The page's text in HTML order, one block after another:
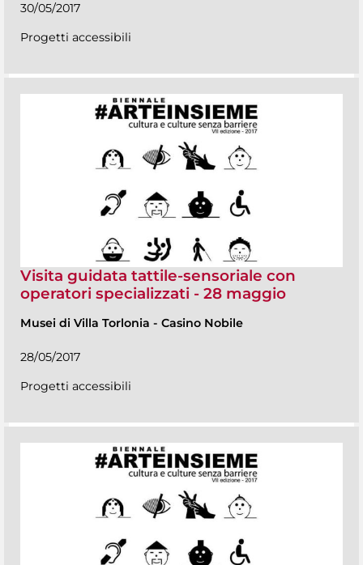
30/05/2017
Progetti accessibili
Visita guidata tattile-sensoriale con
operatori specializzati - 28 maggio
Musei di Villa Torlonia - Casino Nobile
28/05/2017
Progetti accessibili